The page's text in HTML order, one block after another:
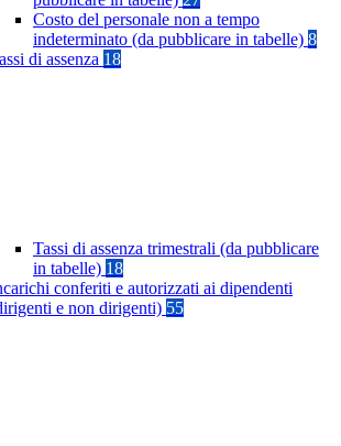
Costo del personale non a tempo
indeterminato (da pubblicare in tabelle) 8
di assenza 18
Tassi di assenza trimestrali (da pubblicare
in tabelle) 18
conferiti e autorizzati ai dipendenti
e non dirigenti) 55